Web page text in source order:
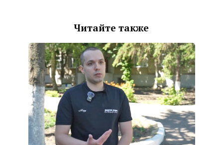
Читайте также